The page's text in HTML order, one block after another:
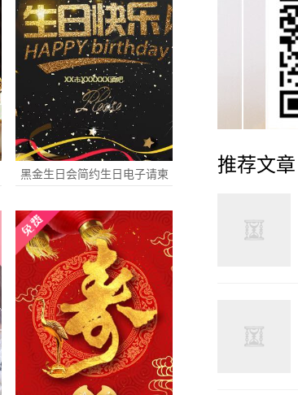
黑金生日会简约生日电子请柬 推荐文章